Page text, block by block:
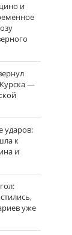
и
—
ударов:
к
и
уже